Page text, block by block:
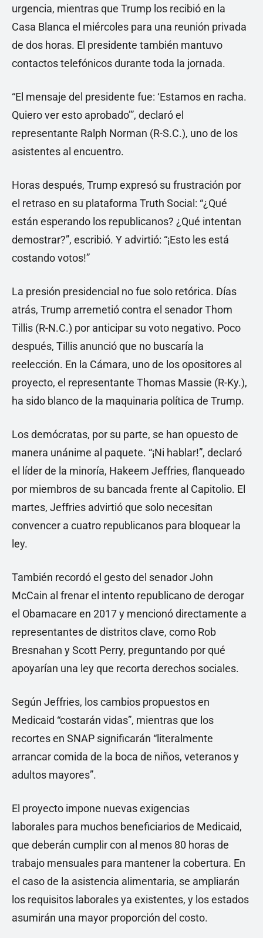
urgencia, mientras que Trump los recibió en la
Casa Blanca el miércoles para una reunión privada
de dos horas. El presidente también mantuvo
contactos telefónicos durante toda la jornada.
“El mensaje del presidente fue: ‘Estamos en racha.
Quiero ver esto aprobado’”, declaró el
representante Ralph Norman (R-S.C.), uno de los
asistentes al encuentro.
Horas después, Trump expresó su frustración por
el retraso en su plataforma Truth Social: “¿Qué
están esperando los republicanos? ¿Qué intentan
demostrar?”, escribió. Y advirtió: “¡Esto les está
costando votos!”
La presión presidencial no fue solo retórica. Días
atrás, Trump arremetió contra el senador Thom
Tillis (R-N.C.) por anticipar su voto negativo. Poco
después, Tillis anunció que no buscaría la
reelección. En la Cámara, uno de los opositores al
proyecto, el representante Thomas Massie (R-Ky.),
ha sido blanco de la maquinaria política de Trump.
Los demócratas, por su parte, se han opuesto de
manera unánime al paquete. “¡Ni hablar!”, declaró
el líder de la minoría, Hakeem Jeffries, flanqueado
por miembros de su bancada frente al Capitolio. El
martes, Jeffries advirtió que solo necesitan
convencer a cuatro republicanos para bloquear la
ley.
También recordó el gesto del senador John
McCain al frenar el intento republicano de derogar
el Obamacare en 2017 y mencionó directamente a
representantes de distritos clave, como Rob
Bresnahan y Scott Perry, preguntando por qué
apoyarían una ley que recorta derechos sociales.
Según Jeffries, los cambios propuestos en
Medicaid “costarán vidas”, mientras que los
recortes en SNAP significarán “literalmente
arrancar comida de la boca de niños, veteranos y
adultos mayores”.
El proyecto impone nuevas exigencias
laborales para muchos beneficiarios de Medicaid,
que deberán cumplir con al menos 80 horas de
trabajo mensuales para mantener la cobertura. En
el caso de la asistencia alimentaria, se ampliarán
los requisitos laborales ya existentes, y los estados
asumirán una mayor proporción del costo.